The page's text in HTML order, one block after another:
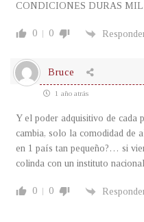
CONDICIONES DURAS
0 0
Bruce
1 año atrás
Y el poder adquisitivo de cada
cambia, solo la comodidad de
en 1 país tan pequeño?… si
colinda con un instituto
0 0